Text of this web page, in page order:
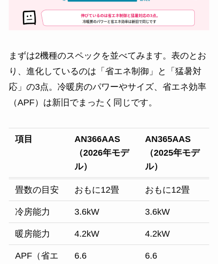
まずは2機種のスペックを並べてみます。表のとお
り、進化しているのは「省エネ制御」と「猛暑対
応」の3点。冷暖房のパワーやサイズ、省エネ効率
（APF）は新旧でまったく同じです。
項目
AN366AAS
（2026年モデ
ル）
AN365AAS
（2025年モデ
ル）
畳数の目安 おもに12畳 おもに12畳
冷房能力 3.6kW 3.6kW
暖房能力 4.2kW 4.2kW
APF（省エ
6.6 6.6